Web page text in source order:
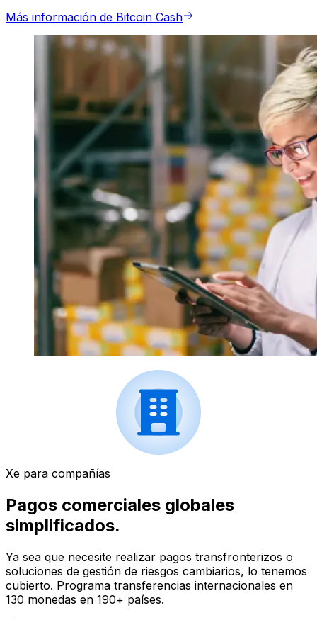
Más información de Bitcoin Cash
Xe para compañías
Pagos comerciales globales
simplificados.
Ya sea que necesite realizar pagos transfronterizos o
soluciones de gestión de riesgos cambiarios, lo tenemos
cubierto. Programa transferencias internacionales en
130 monedas en 190+ países.